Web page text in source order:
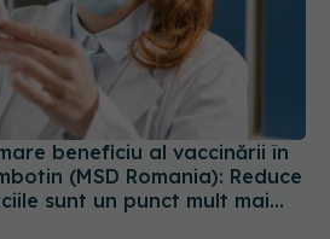
(MSD Romania): Reduce
sunt un punct mult mai